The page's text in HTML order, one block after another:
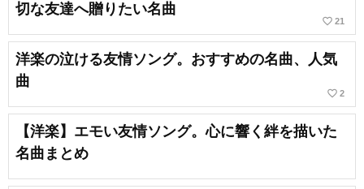
切な友達へ贈りたい名曲
favorite_border 21
洋楽の泣ける友情ソング。おすすめの名曲、人気
曲
favorite_border 2
【洋楽】エモい友情ソング。心に響く絆を描いた
名曲まとめ